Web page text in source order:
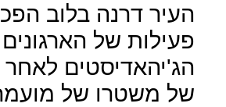
העיר דרנה בלוב
פעילות של הארגונים
הג'יהאדיסטים
של משטרו של